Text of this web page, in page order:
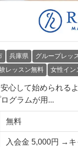
兵庫県 グループレッ
レッスン無料 女性イン
心して始められる
グラムが用...
無料
入会金 5,000円 →